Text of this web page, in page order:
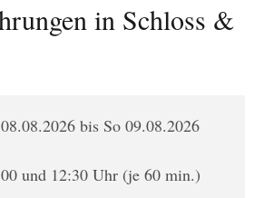
in Schloss &
bis So 09.08.2026
und 12:30 Uhr (je 60 min.)